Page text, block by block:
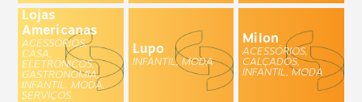
Lojas
Americanas
ACESSÓRIOS,
CASA,
ELETRÔNICOS,
GASTRONOMIA,
INFANTIL, MODA,
SERVIÇOS
Lupo
INFANTIL, MODA
Milon
ACESSÓRIOS,
CALÇADOS,
INFANTIL, MODA